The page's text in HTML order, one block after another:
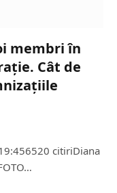
membri în
Cât de
citiriDiana